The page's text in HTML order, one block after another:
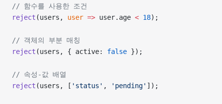
// 함수를 사용한 조건
reject (users, user => user.age < 18);
// 객체의 부분 매칭
reject (users, { active: false });
// 속성-값 배열
reject (users, [ 'status' , 'pending' ]);